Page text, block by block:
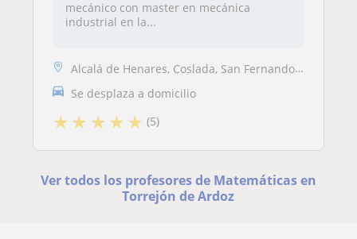
mecánico con master en mecánica
industrial en la...
Alcalá de Henares, Coslada, San Fernando de Henares, Torrejón de Ardoz...
Se desplaza a domicilio
★★ ★★★ (5)
Ver todos los profesores de Matemáticas en
Torrejón de Ardoz